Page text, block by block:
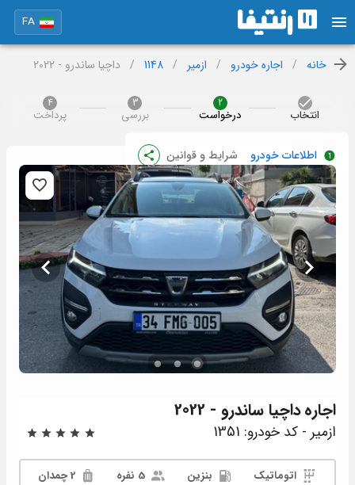
FA
خانه / اجاره خودرو / ازمیر /
1148
/ داچیا ساندرو - 2022
انتخاب
2
درخواست
3
بررسی
4
پرداخت
اطلاعات خودرو شرایط و قوانین
اجارهداچیا ساندرو - 2022
ازمیر - کد خودرو: 1351
اتوماتیک بنزین 2 چمدان